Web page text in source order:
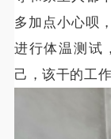
多加点小心呗
进行体温测试
己，该干的工